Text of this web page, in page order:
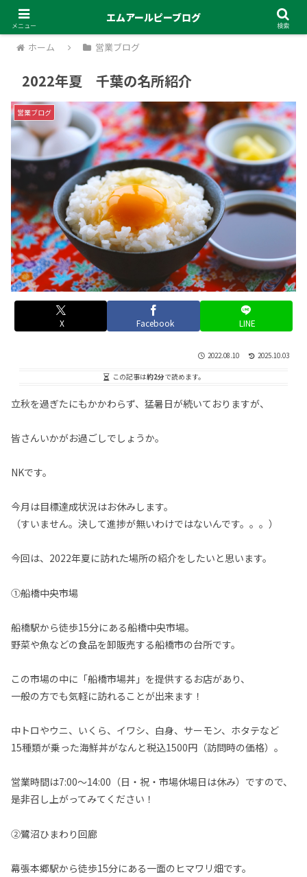
ホーム 営業ブログ
2022年夏 千葉の名所紹介
営業ブログ
X Facebook LINE
2022.08.10 2025.10.03
この記事は約2分で読めます。
立秋を過ぎたにもかかわらず、猛暑日が続いておりますが、
皆さんいかがお過ごしでしょうか。
NKです。
今月は目標達成状況はお休みします。
（すいません。決して進捗が無いわけではないんです。。。）
今回は、2022年夏に訪れた場所の紹介をしたいと思います。
①船橋中央市場
船橋駅から徒歩15分にある船橋中央市場。
野菜や魚などの食品を卸販売する船橋市の台所です。
この市場の中に「船橋市場丼」を提供するお店があり、
一般の方でも気軽に訪れることが出来ます！
中トロやウニ、いくら、イワシ、白身、サーモン、ホタテなど
15種類が乗った海鮮丼がなんと税込1500円（訪問時の価格）。
営業時間は7:00～14:00（日・祝・市場休場日は休み）ですので、
是非召し上がってみてください！
②鷺沼ひまわり回廊
幕張本郷駅から徒歩15分にある一面のヒマワリ畑です。
メニュー
エムアールピーブログ
検索